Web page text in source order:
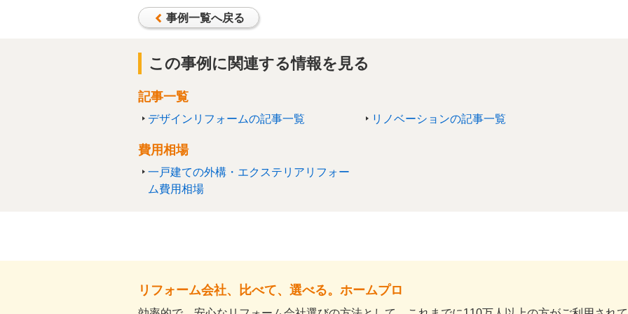
事例一覧へ戻る
この事例に関連する情報を見る
記事一覧
デザインリフォームの記事一覧 リノベーションの記事一覧
費用相場
一戸建ての外構・エクステリアリフォー
ム費用相場
リフォーム会社、比べて、選べる。ホームプロ